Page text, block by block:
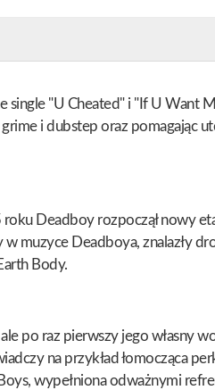
"U Cheated" i "If U Want
i dubstep oraz pomagając
Deadboy rozpoczął nowy
muzyce Deadboya, znalazły
Body.
po raz pierwszy jego własny
na przykład łomocząca
wypełniona odważnymi